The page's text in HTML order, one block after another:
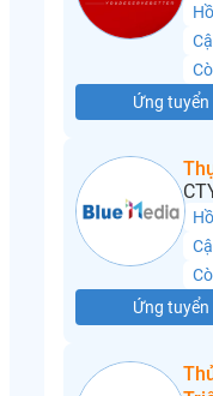
Ứng tuyển
Ứng tuyển